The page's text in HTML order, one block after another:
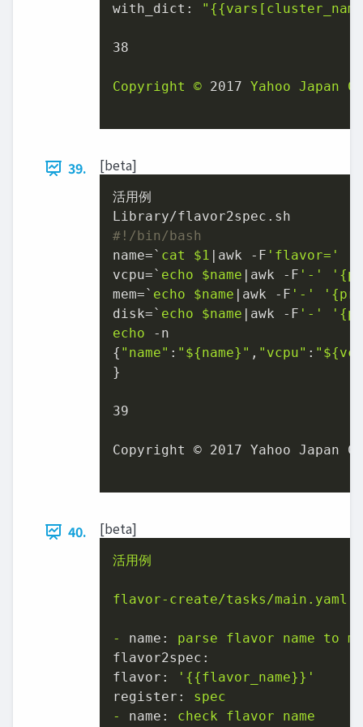
with_dict:
"
38
Copyright © 2017 Yahoo Japan
39. [beta]
活用例
#!/bin/bash
name=` cat $1 |awk -F 'flavor='
vcpu=` echo $name |awk -F '-'
mem=` echo $name |awk -F '-'
disk=` echo $name |awk -F '-'
echo -n
{ "name" : " ${name} " , "vcpu" : "
}
39
Copyright © 2017 Yahoo Japan
40. [beta]
活用例
flavor-create/tasks/main.yaml
- name: parse flavor name to
flavor2spec:
flavor:
' {{flavor_name}} '
register:
spec
-
name: check flavor
name